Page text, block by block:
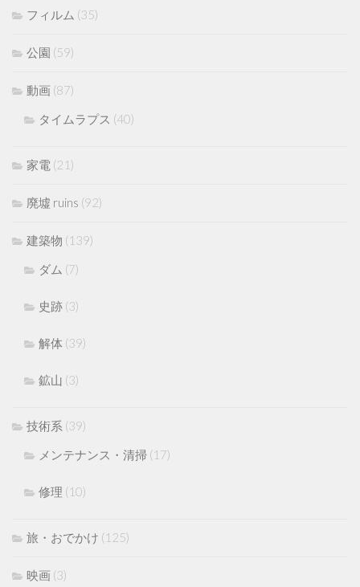
フィルム (35)
公園 (59)
動画 (87)
タイムラプス (40)
家電 (21)
廃墟 ruins (92)
建築物 (139)
ダム (7)
史跡 (3)
解体 (39)
鉱山 (3)
技術系 (39)
メンテナンス・清掃 (17)
修理 (10)
旅・おでかけ (125)
映画 (3)